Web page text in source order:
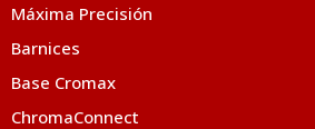
Máxima Precisión
Barnices
Base Cromax
ChromaConnect